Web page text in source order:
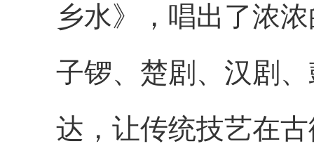
乡水》，唱出了浓
子锣、楚剧、汉剧
达，让传统技艺在